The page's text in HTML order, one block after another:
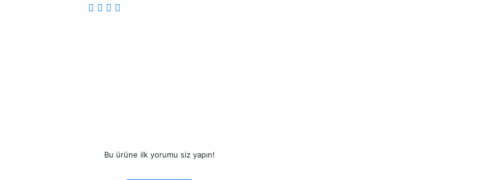
Bu ürüne ilk yorumu siz yapın!